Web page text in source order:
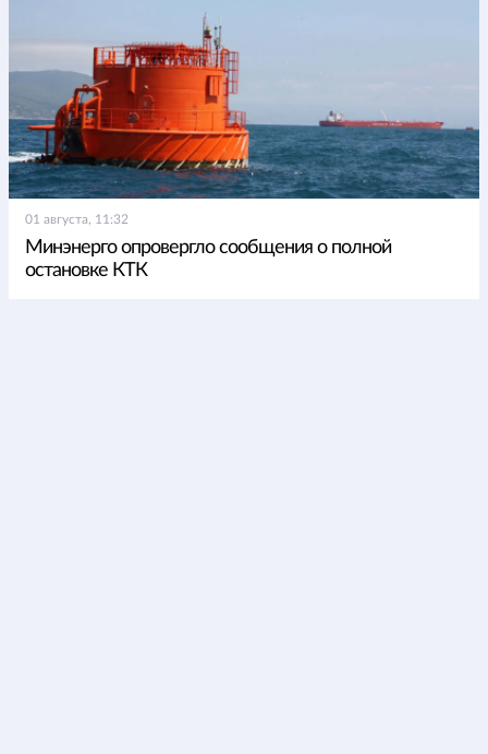
01 августа, 11:32
Минэнерго опровергло сообщения о полной
остановке КТК